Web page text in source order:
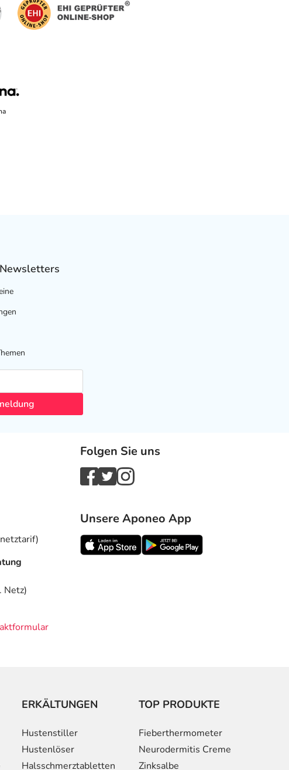
Netz)
Folgen Sie uns
Unsere Aponeo App
ERKÄLTUNGEN
Hustenstiller
Hustenlöser
Halsschmerztabletten
TOP PRODUKTE
Fieberthermometer
Neurodermitis Creme
Zinksalbe